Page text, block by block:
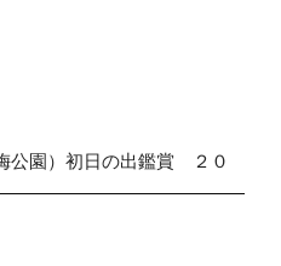
公園）初日の出鑑賞 ２０